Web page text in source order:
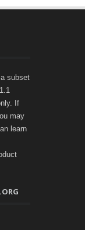
subset
If
may
learn